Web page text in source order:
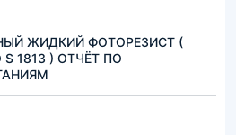
ЖИДКИЙ ФОТОРЕЗИСТ (
1813 ) ОТЧЁТ ПО